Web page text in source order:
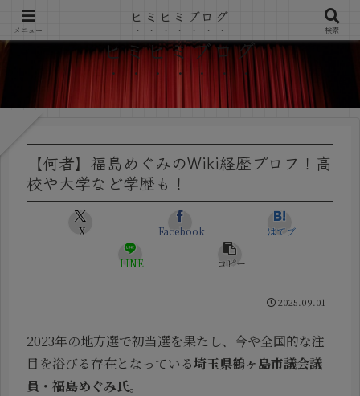
ヒミヒミブログ
【何者】福島めぐみのWiki経歴プロフ！高
校や大学など学歴も！
X Facebook はてブ
LINE コピー
2025.09.01
2023年の地方選で初当選を果たし、今や全国的な注
目を浴びる存在となっている埼玉県鶴ヶ島市議会議
員・福島めぐみ氏。
メニュー
ヒミヒミブログ
検索